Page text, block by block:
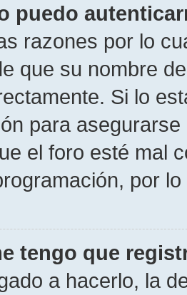
puedo
razones por lo
que su nombre
Si lo
para
el foro esté mal
por
tengo que
a hacerlo, la